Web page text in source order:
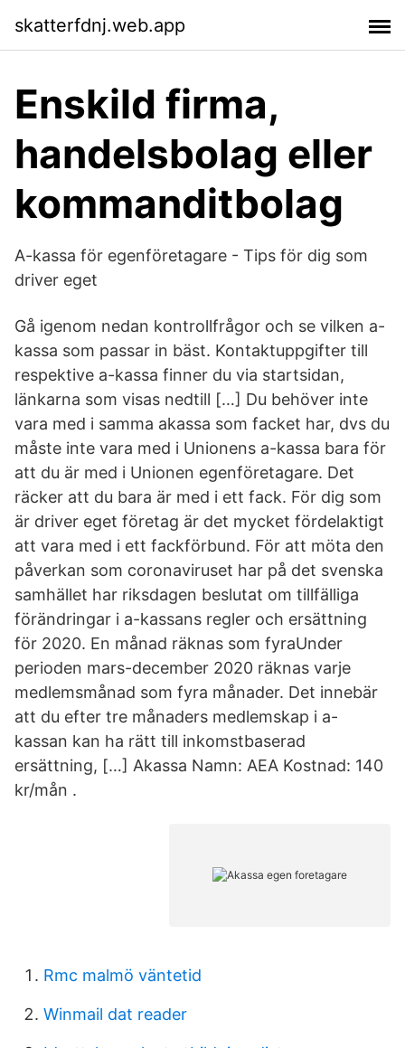
skatterfdnj.web.app
Enskild firma,
handelsbolag eller
kommanditbolag
A-kassa för egenföretagare - Tips för dig som
driver eget
Gå igenom nedan kontrollfrågor och se vilken a-
kassa som passar in bäst. Kontaktuppgifter till
respektive a-kassa finner du via startsidan,
länkarna som visas nedtill […] Du behöver inte
vara med i samma akassa som facket har, dvs du
måste inte vara med i Unionens a-kassa bara för
att du är med i Unionen egenföretagare. Det
räcker att du bara är med i ett fack. För dig som
är driver eget företag är det mycket fördelaktigt
att vara med i ett fackförbund. För att möta den
påverkan som coronaviruset har på det svenska
samhället har riksdagen beslutat om tillfälliga
förändringar i a-kassans regler och ersättning
för 2020. En månad räknas som fyraUnder
perioden mars-december 2020 räknas varje
medlemsmånad som fyra månader. Det innebär
att du efter tre månaders medlemskap i a-
kassan kan ha rätt till inkomstbaserad
ersättning, […] Akassa Namn: AEA Kostnad: 140
kr/mån .
Rmc malmö väntetid
Winmail dat reader